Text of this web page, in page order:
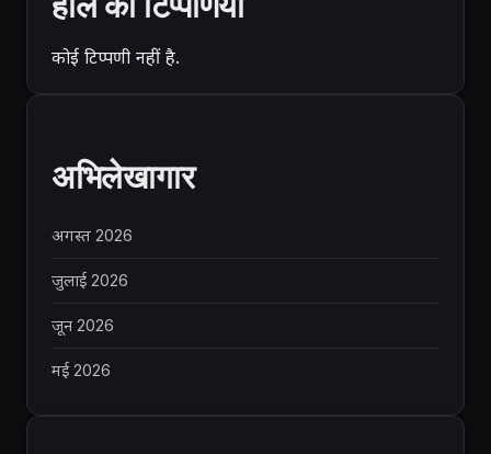
कोई टिप्पणी नहीं है.
अभिलेखागार
अगस्त 2026
जुलाई 2026
जून 2026
मई 2026